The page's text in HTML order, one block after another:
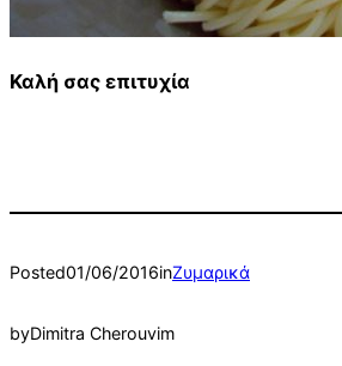
Καλή σας επιτυχία
Posted01/06/2016inΖυμαρικά
byDimitra Cherouvim